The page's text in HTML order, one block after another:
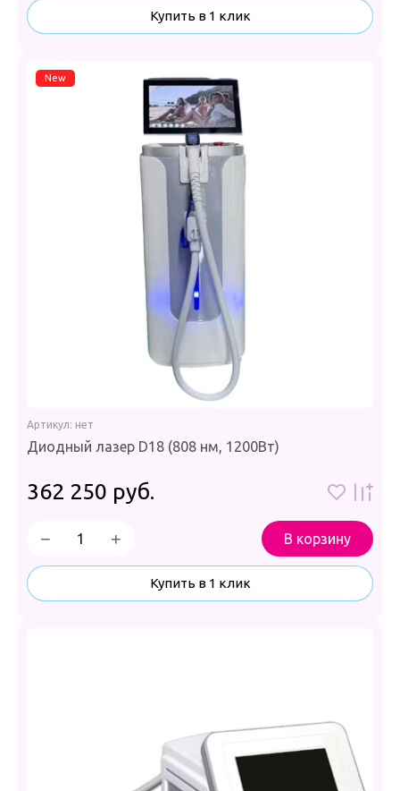
Купить в 1 клик
New
Артикул: нет
Диодный лазер D18 (808 нм, 1200Вт)
362 250 руб.
− + В корзину
Купить в 1 клик